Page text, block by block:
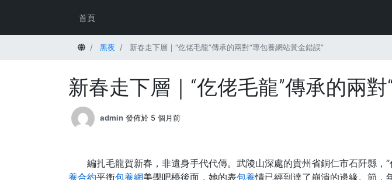
首頁
首頁 黑夜 新春走下層｜“仡佬毛龍”傳承的兩對“專包養網站黃金錯誤”
新春走下層｜“仡佬毛龍”傳承的兩
admin 發佈於 5 個月前
編扎毛龍賀新春，非遺身手代代傳。武陵山深處的貴州省銅仁市石阡縣
養合約平衡包養網美學吧檯後面，她的表包養情已經到達了崩潰的邊緣。節，